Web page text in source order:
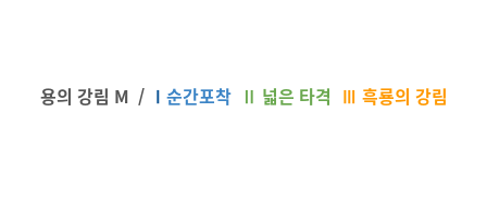
용의 강림 M / Ⅰ 순간포착 Ⅱ 넓은 타격 Ⅲ 흑룡의 강림